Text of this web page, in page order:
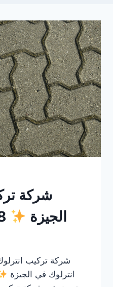
شركة
الجيزة
شركة تركيب
انترلوك في الجيزة